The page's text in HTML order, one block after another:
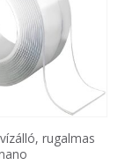
rugalmas